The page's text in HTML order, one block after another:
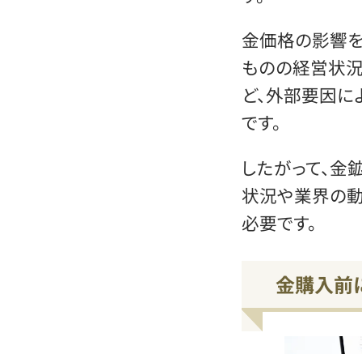
金価格の影響
ものの経営状
ど、外部要因
です。
したがって、
状況や業界の
必要です。
金購入前